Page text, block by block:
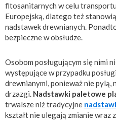
fitosanitarnych w celu
Europejską, dlatego też
nadstawek drewnianych.
bezpieczne w obsłudze.
Osobom posługującym się nimi
występujące w przypadku
drewnianymi, ponieważ nie pylą,
drzazgi. Nadstawki paletowe
trwalsze niż tradycyjne
kształt nie ulegają zmianie wraz z